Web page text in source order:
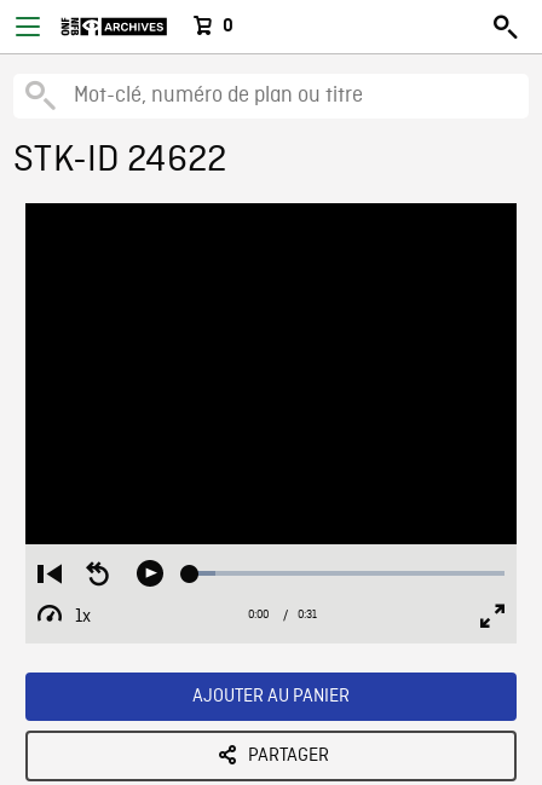
0
STK-ID 24622
Restart
from
beginning
Seek
Play Loaded:
1x
Playback
Current
0:00 / Duration
0:31
AJOUTER AU PANIER
PARTAGER